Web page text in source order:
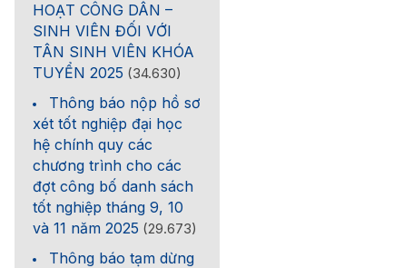
HOẠT CÔNG DÂN –
SINH VIÊN ĐỐI VỚI
TÂN SINH VIÊN KHÓA
TUYỂN 2025 (34.630)
Thông báo nộp hồ sơ
xét tốt nghiệp đại học
hệ chính quy các
chương trình cho các
đợt công bố danh sách
tốt nghiệp tháng 9, 10
và 11 năm 2025 (29.673)
Thông báo tạm dừng